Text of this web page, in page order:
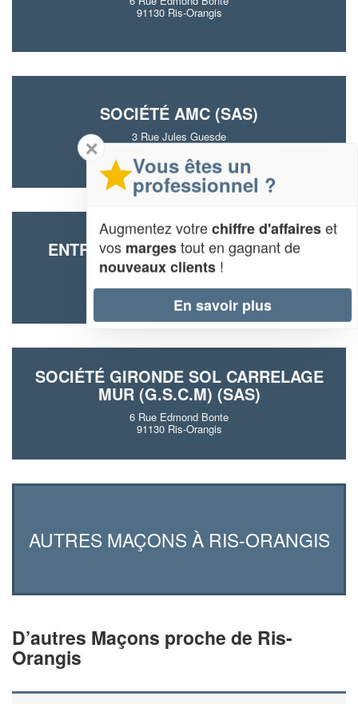
91130 Ris-Orangis
SOCIÉTÉ AMC (SAS)
3 Rue Jules Guesde
91130 Ris-Orangis
ENTREPRISE M.A-FRANCE (SARL)
87 Route De Grigny
91130 Ris-Orangis
SOCIÉTÉ GIRONDE SOL CARRELAGE
MUR (G.S.C.M) (SAS)
6 Rue Edmond Bonte
91130 Ris-Orangis
AUTRES MAÇONS À RIS-ORANGIS
D’autres Maçons proche de Ris-
Orangis
✕
Vous êtes un
professionnel ?
Augmentez votrechiffre d'affaireset
vos margestout en gagnant de
nouveaux clients !
En savoir plus